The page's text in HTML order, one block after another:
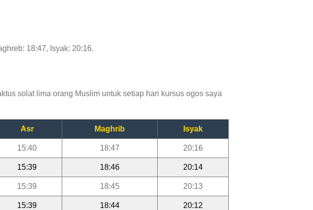
18:47, Isyak: 20:16.
solat lima orang Muslim untuk setiap hari kursus ogos saya
Asr Maghrib Isyak
15:40 18:47 20:16
15:39 18:46 20:14
15:39 18:45 20:13
15:39 18:44 20:12